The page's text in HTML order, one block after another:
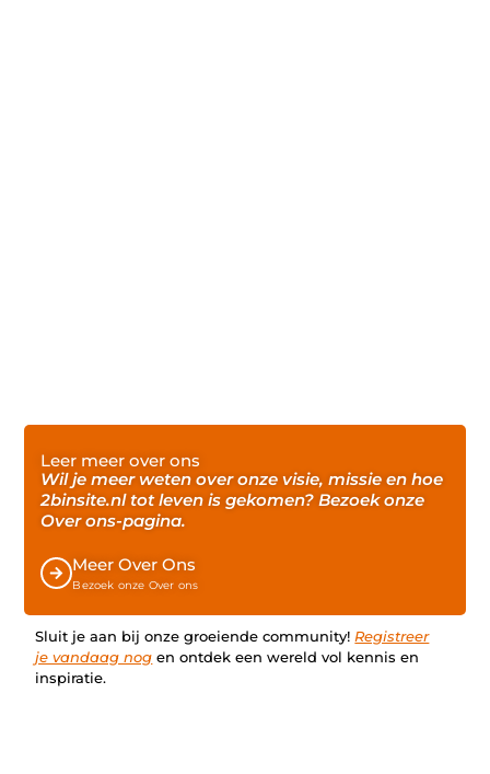
Leer meer over ons
Wil je meer weten over onze visie, missie en hoe
2binsite.nl tot leven is gekomen? Bezoek onze
Over ons-pagina.
Meer Over Ons
Bezoek onze Over ons
Sluit je aan bij onze groeiende community!Registreer
je vandaag nog en ontdek een wereld vol kennis en
inspiratie.